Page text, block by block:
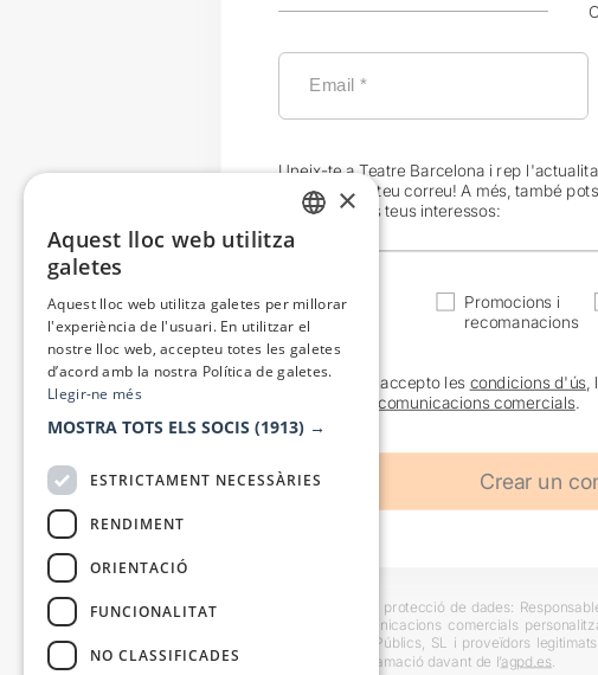
Uneix-te a Teatre Barcelona i rep
exclusives al teu correu! A més, també
en funció dels teus interessos:
Actualitat
Promocions i
recomanacions
He llegit i accepto les condicions d'ús
comunicacions comercials.
Informació bàsica sobre protecció de dades:
usuaris i trametre comunicacions comercials
Destinataris: Escenes i Públics, SL i proveïdors
També es pot instar reclamació davant de l’agpd.es
×
Aquest lloc web utilitza
galetes
Aquest lloc web utilitza galetes per millorar
l'experiència de l'usuari. En utilitzar el
nostre lloc web, accepteu totes les galetes
d’acord amb la nostra Política de galetes.
Llegir-ne més
MOSTRA TOTS ELS SOCIS (1913) →
ESTRICTAMENT NECESSÀRIES
RENDIMENT
ORIENTACIÓ
FUNCIONALITAT
NO CLASSIFICADES